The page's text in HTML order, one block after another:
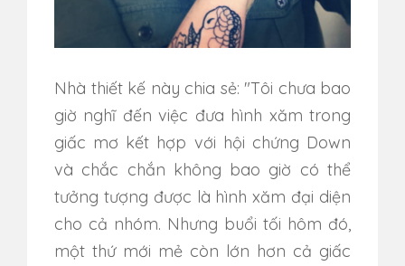
Nhà thiết kế này chia sẻ: "Tôi chưa bao
giờ nghĩ đến việc đưa hình xăm trong
giấc mơ kết hợp với hội chứng Down
và chắc chắn không bao giờ có thể
tưởng tượng được là hình xăm đại diện
cho cả nhóm. Nhưng buổi tối hôm đó,
một thứ mới mẻ còn lớn hơn cả giấc